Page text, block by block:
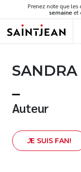
Prenez note que
semaine et
Romans
Développement
Spiritualité
Famille
SANDRA
Auteur
JE SUIS FAN!